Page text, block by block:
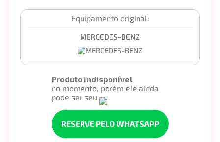
Equipamento original:
MERCEDES-BENZ
Produto indisponível
no momento, porém ele ainda
pode ser seu
RESERVE PELO WHATSAPP